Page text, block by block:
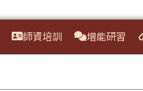
師資培訓 增能研習